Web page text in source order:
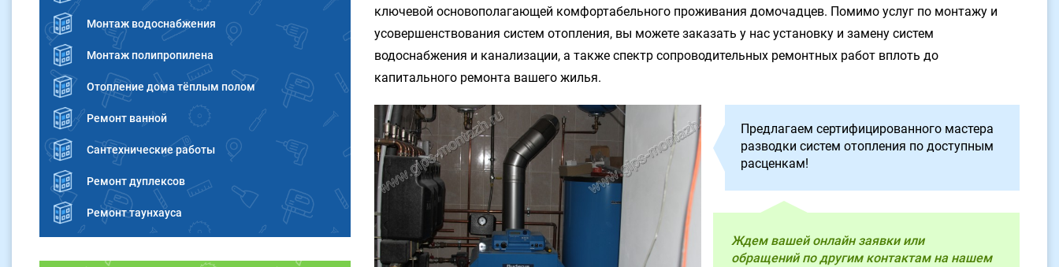
ключевой основополагающей комфортабельного проживания домочадцев. Помимо услуг по монтажу и
усовершенствования систем отопления, вы можете заказать у нас установку и замену систем
водоснабжения и канализации, а также спектр сопроводительных ремонтных работ вплоть до
капитального ремонта вашего жилья.
Предлагаем сертифицированного мастера
разводки систем отопления по доступным
расценкам!
Ждем вашей онлайн заявки или
обращений по другим контактам на нашем
Монтаж водоснабжения
Монтаж полипропилена
Отопление дома тёплым полом
Ремонт ванной
Сантехнические работы
Ремонт дуплексов
Ремонт таунхауса